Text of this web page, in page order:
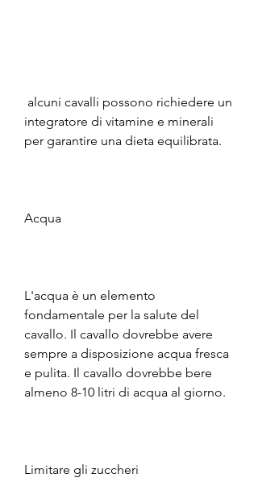
integratore di vitamine e minerali
per garantire una dieta equilibrata.
Acqua
L'acqua è un elemento
fondamentale per la salute del
cavallo. Il cavallo dovrebbe avere
sempre a disposizione acqua fresca
e pulita. Il cavallo dovrebbe bere
almeno 8-10 litri di acqua al giorno.
Limitare gli zuccheri